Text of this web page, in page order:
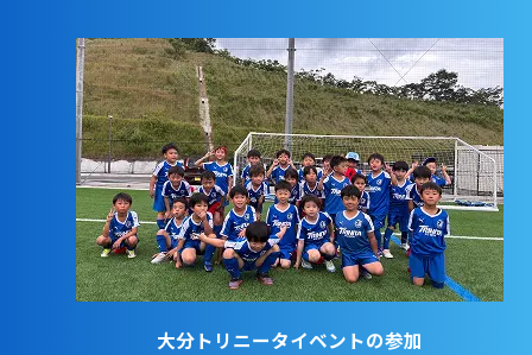
大分トリニータイベントの参加